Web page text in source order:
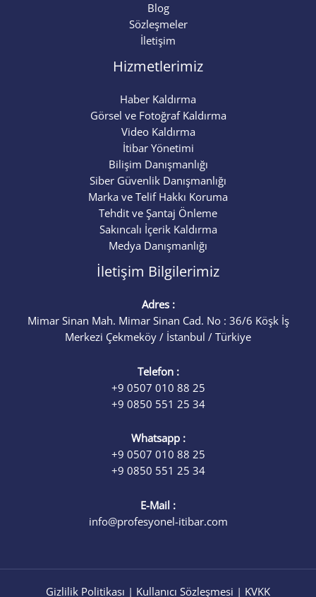
Blog
Sözleşmeler
İletişim
Hizmetlerimiz
Haber Kaldırma
Görsel ve Fotoğraf Kaldırma
Video Kaldırma
İtibar Yönetimi
Bilişim Danışmanlığı
Siber Güvenlik Danışmanlığı
Marka ve Telif Hakkı Koruma
Tehdit ve Şantaj Önleme
Sakıncalı İçerik Kaldırma
Medya Danışmanlığı
İletişim Bilgilerimiz
Adres :
Mimar Sinan Mah. Mimar Sinan Cad. No : 36/6 Köşk İş
Merkezi Çekmeköy / İstanbul / Türkiye
Telefon :
+9 0507 010 88 25
+9 0850 551 25 34
Whatsapp :
+9 0507 010 88 25
+9 0850 551 25 34
E-Mail :
info@profesyonel-itibar.com
Gizlilik Politikası | Kullanıcı Sözleşmesi | KVKK